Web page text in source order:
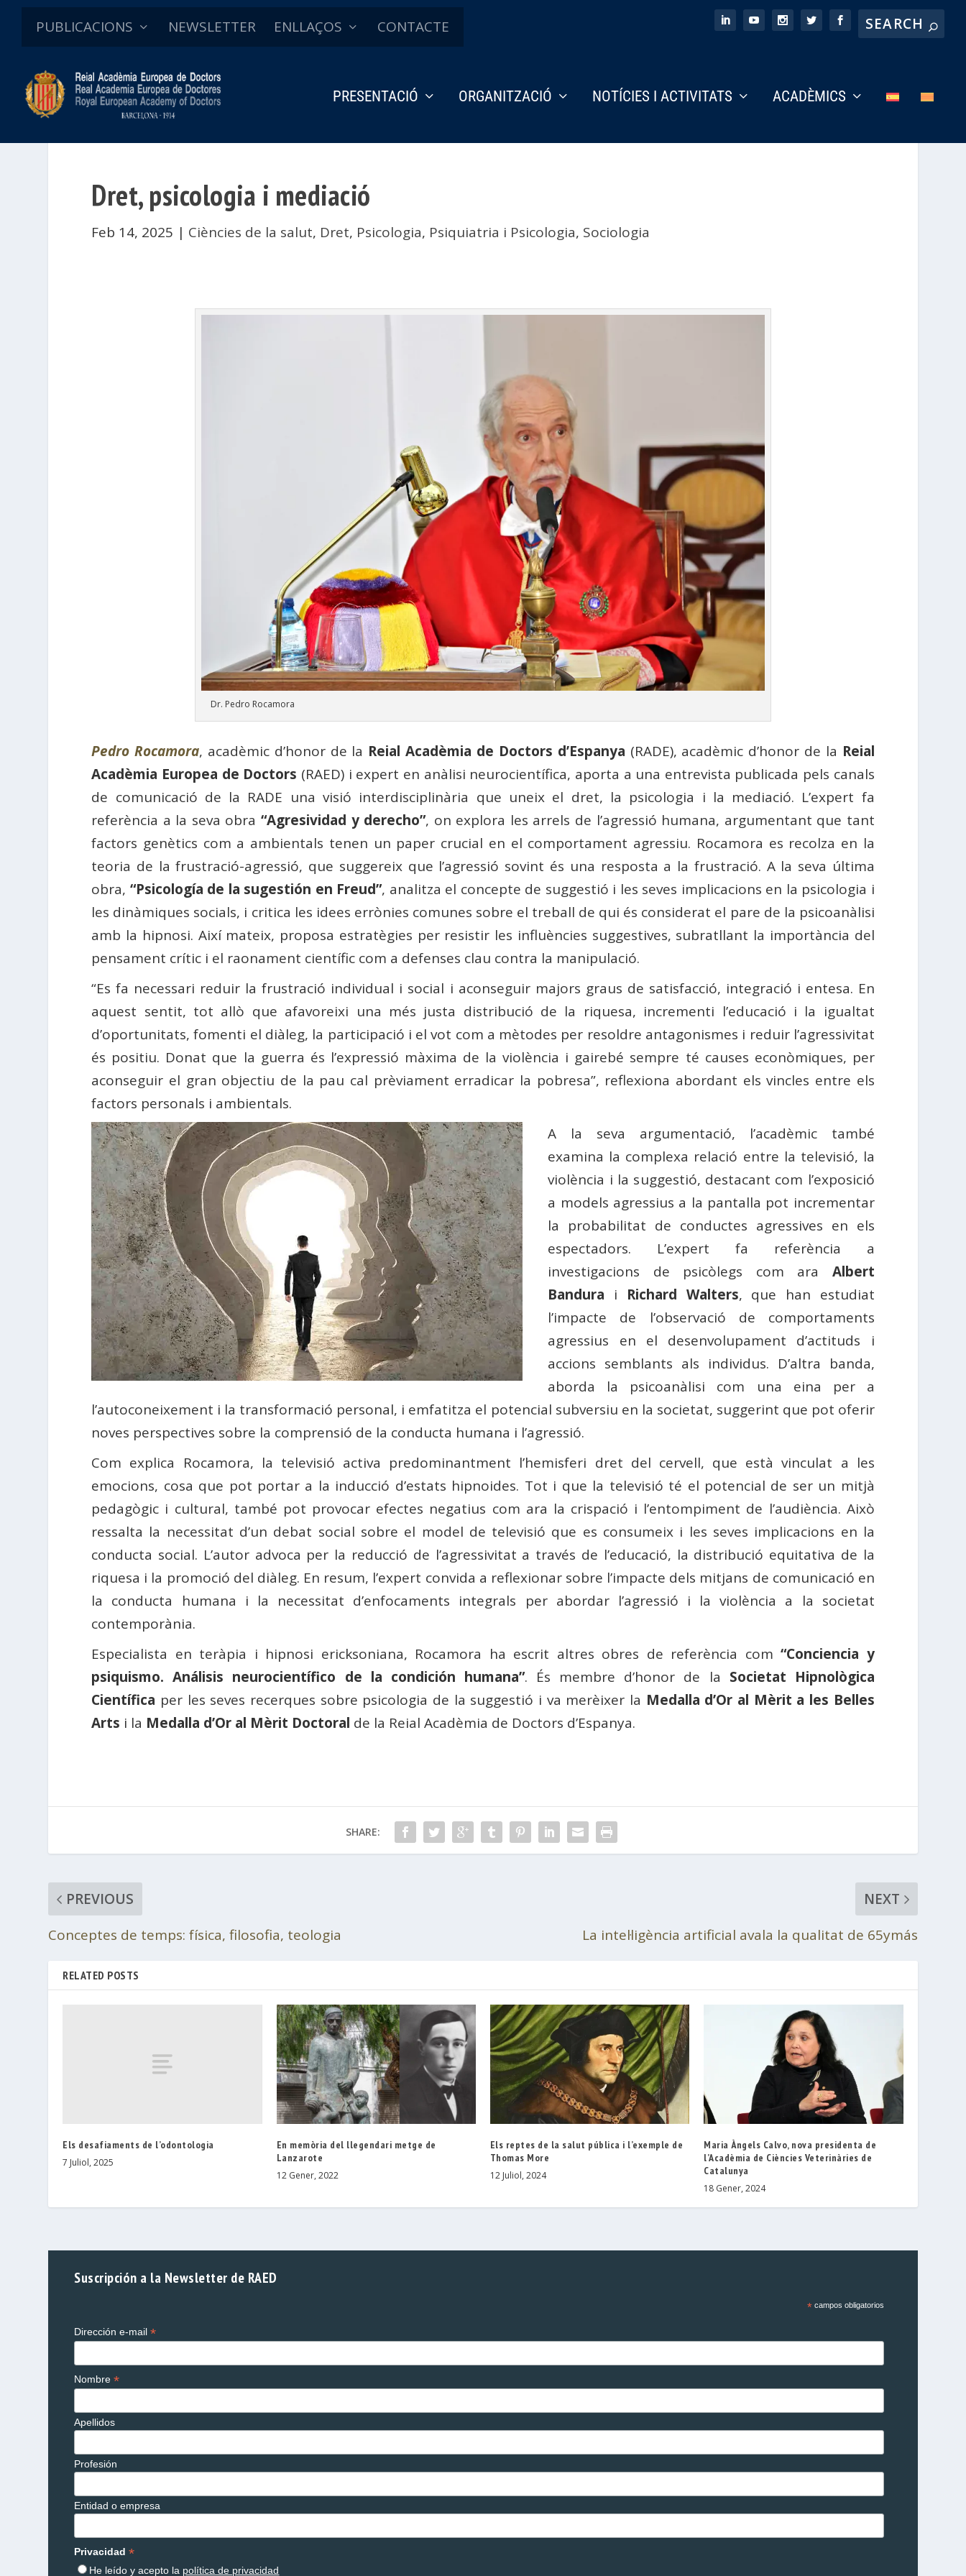
PUBLICACIONS NEWSLETTER ENLLAÇOS CONTACTE
PRESENTACIÓ ORGANITZACIÓ NOTÍCIES I ACTIVITATS ACADÈMICS
Dret, psicologia i mediació
Feb 14, 2025 | Ciències de la salut, Dret, Psicologia, Psiquiatria i Psicologia, Sociologia
Dr. Pedro Rocamora
Pedro Rocamora, acadèmic d’honor de la Reial Acadèmia de Doctors d’Espanya (RADE), acadèmic d’honor de la Reial
Acadèmia Europea de Doctors (RAED) i expert en anàlisi neurocientífica, aporta a una entrevista publicada pels canals
de comunicació de la RADE una visió interdisciplinària que uneix el dret, la psicologia i la mediació. L’expert fa
referència a la seva obra“Agresividad y derecho”, on explora les arrels de l’agressió humana, argumentant que tant
factors genètics com a ambientals tenen un paper crucial en el comportament agressiu. Rocamora es recolza en la
teoria de la frustració-agressió, que suggereix que l’agressió sovint és una resposta a la frustració. A la seva última
obra, “Psicología de la sugestión en Freud”, analitza el concepte de suggestió i les seves implicacions en la psicologia i
les dinàmiques socials, i critica les idees errònies comunes sobre el treball de qui és considerat el pare de la psicoanàlisi
amb la hipnosi. Així mateix, proposa estratègies per resistir les influències suggestives, subratllant la importància del
pensament crític i el raonament científic com a defenses clau contra la manipulació.
“Es fa necessari reduir la frustració individual i social i aconseguir majors graus de satisfacció, integració i entesa. En
aquest sentit, tot allò que afavoreixi una més justa distribució de la riquesa, incrementi l’educació i la igualtat
d’oportunitats, fomenti el diàleg, la participació i el vot com a mètodes per resoldre antagonismes i reduir l’agressivitat
és positiu. Donat que la guerra és l’expressió màxima de la violència i gairebé sempre té causes econòmiques, per
aconseguir el gran objectiu de la pau cal prèviament erradicar la pobresa”, reflexiona abordant els vincles entre els
factors personals i ambientals.
A la seva argumentació, l’acadèmic també
examina la complexa relació entre la televisió, la
violència i la suggestió, destacant com l’exposició
a models agressius a la pantalla pot incrementar
la probabilitat de conductes agressives en els
espectadors. L’expert fa referència a
investigacions de psicòlegs com ara Albert
Bandura i Richard Walters, que han estudiat
l’impacte de l’observació de comportaments
agressius en el desenvolupament d’actituds i
accions semblants als individus. D’altra banda,
aborda la psicoanàlisi com una eina per a
l’autoconeixement i la transformació personal, i emfatitza el potencial subversiu en la societat, suggerint que pot oferir
noves perspectives sobre la comprensió de la conducta humana i l’agressió.
Com explica Rocamora, la televisió activa predominantment l’hemisferi dret del cervell, que està vinculat a les
emocions, cosa que pot portar a la inducció d’estats hipnoides. Tot i que la televisió té el potencial de ser un mitjà
pedagògic i cultural, també pot provocar efectes negatius com ara la crispació i l’entompiment de l’audiència. Això
ressalta la necessitat d’un debat social sobre el model de televisió que es consumeix i les seves implicacions en la
conducta social. L’autor advoca per la reducció de l’agressivitat a través de l’educació, la distribució equitativa de la
riquesa i la promoció del diàleg. En resum, l’expert convida a reflexionar sobre l’impacte dels mitjans de comunicació en
la conducta humana i la necessitat d’enfocaments integrals per abordar l’agressió i la violència a la societat
contemporània.
Especialista en teràpia i hipnosi ericksoniana, Rocamora ha escrit altres obres de referència com“Conciencia y
psiquismo. Análisis neurocientífico de la condición humana”. És membre d’honor de la Societat Hipnològica
Científica per les seves recerques sobre psicologia de la suggestió i va merèixer la Medalla d’Or al Mèrit a les Belles
Arts i la Medalla d’Or al Mèrit Doctoral de la Reial Acadèmia de Doctors d’Espanya.
SHARE:
PREVIOUS
Conceptes de temps: física, filosofia, teologia
NEXT
La intel·ligència artificial avala la qualitat de 65ymás
RELATED POSTS
Els desafiaments de l’odontologia
7 Juliol, 2025
En memòria del llegendari metge de
Lanzarote
12 Gener, 2022
Els reptes de la salut pública i l’exemple de
Thomas More
12 Juliol, 2024
Maria Àngels Calvo, nova presidenta de
l’Acadèmia de Ciències Veterinàries de
Catalunya
18 Gener, 2024
Suscripción a la Newsletter de RAED
*campos obligatorios
Dirección e-mail*
Nombre*
Apellidos
Profesión
Entidad o empresa
Privacidad*
He leído y acepto la política de privacidad